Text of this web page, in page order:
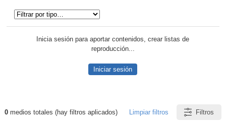
Inicia sesión para aportar contenidos, crear listas de
reproducción...
Iniciar sesión
Resultados de: 3ESO
0medios totales (hay filtros aplicados) Limpiar filtros Filtros